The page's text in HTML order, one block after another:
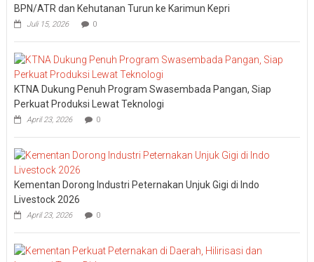
BPN/ATR dan Kehutanan Turun ke Karimun Kepri
Juli 15, 2026 0
KTNA Dukung Penuh Program Swasembada Pangan, Siap
Perkuat Produksi Lewat Teknologi
April 23, 2026 0
Kementan Dorong Industri Peternakan Unjuk Gigi di Indo
Livestock 2026
April 23, 2026 0